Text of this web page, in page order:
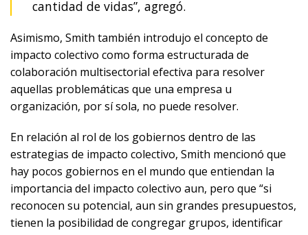
cantidad de vidas”, agregó.
Asimismo, Smith también introdujo el concepto de
impacto colectivo como forma estructurada de
colaboración multisectorial efectiva para resolver
aquellas problemáticas que una empresa u
organización, por sí sola, no puede resolver.
En relación al rol de los gobiernos dentro de las
estrategias de impacto colectivo, Smith mencionó que
hay pocos gobiernos en el mundo que entiendan la
importancia del impacto colectivo aun, pero que “si
reconocen su potencial, aun sin grandes presupuestos,
tienen la posibilidad de congregar grupos, identificar